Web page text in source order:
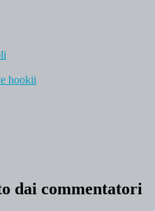
hookii
dai commentatori